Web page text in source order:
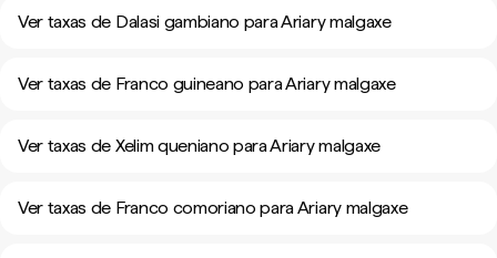
Ver taxas de Dalasi gambiano para Ariary malgaxe
Ver taxas de Franco guineano para Ariary malgaxe
Ver taxas de Xelim queniano para Ariary malgaxe
Ver taxas de Franco comoriano para Ariary malgaxe